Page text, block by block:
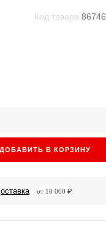
Код товара 86746
ДОБАВИТЬ В КОРЗИНУ
от 10 000 ₽